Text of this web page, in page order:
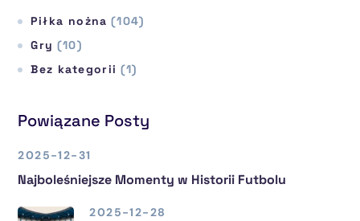
Piłka nożna (104)
Gry (10)
Bez kategorii (1)
Powiązane Posty
2025-12-31
Najboleśniejsze Momenty w Historii Futbolu
2025-12-28